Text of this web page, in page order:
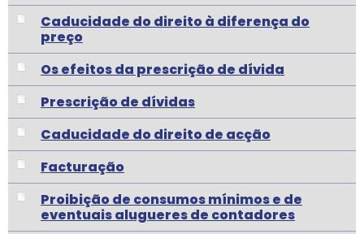
Caducidade do direito à diferença do
preço
Os efeitos da prescrição de dívida
Prescrição de dívidas
Caducidade do direito de acção
Facturação
Proibição de consumos mínimos e de
eventuais alugueres de contadores